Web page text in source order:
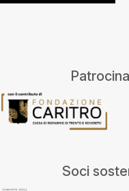
Soci